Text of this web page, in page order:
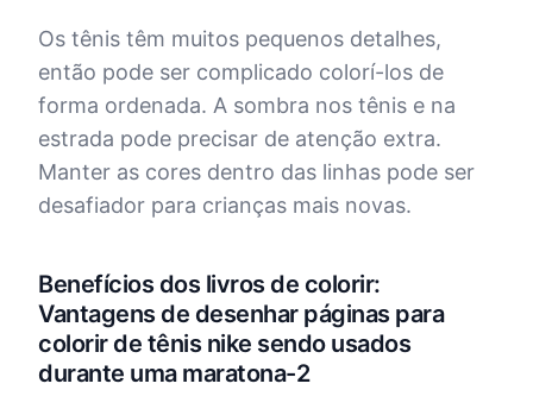
Os tênis têm muitos pequenos detalhes,
então pode ser complicado colorí-los de
forma ordenada. A sombra nos tênis e na
estrada pode precisar de atenção extra.
Manter as cores dentro das linhas pode ser
desafiador para crianças mais novas.
Benefícios dos livros de colorir:
Vantagens de desenhar páginas para
colorir de tênis nike sendo usados
durante uma maratona-2